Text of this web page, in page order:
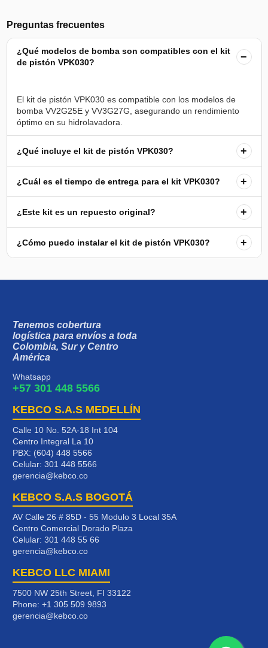
Preguntas frecuentes
¿Qué modelos de bomba son compatibles con el kit
de pistón VPK030?
−
El kit de pistón VPK030 es compatible con los modelos de
bomba VV2G25E y VV3G27G, asegurando un rendimiento
¿Qué incluye el kit de pistón VPK030? +
¿Cuál es el tiempo de entrega para el kit VPK030? +
¿Este kit es un repuesto original? +
¿Cómo puedo instalar el kit de pistón VPK030? +
Tenemos cobertura
logística para envíos a toda
Colombia, Sur y Centro
América
Whatsapp
+57 301 448 5566
KEBCO S.A.S MEDELLÍN
Calle 10 No. 52A-18 Int 104
Centro Integral La 10
PBX: (604) 448 5566
Celular: 301 448 5566
gerencia@kebco.co
KEBCO S.A.S BOGOTÁ
AV Calle 26 # 85D - 55 Modulo 3 Local 35A
Centro Comercial Dorado Plaza
Celular: 301 448 55 66
gerencia@kebco.co
KEBCO LLC MIAMI
7500 NW 25th Street, FI 33122
Phone: +1 305 509 9893
gerencia@kebco.co